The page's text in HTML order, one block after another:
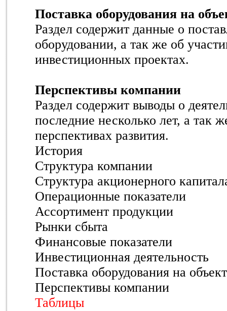
Поставка оборудования на
Раздел содержит данные о
оборудовании, а так же об
инвестиционных проектах.
Перспективы компании
Раздел содержит выводы о
последние несколько лет, а так
перспективах развития.
История
Структура компании
Структура акционерного
Операционные показатели
Ассортимент продукции
Рынки сбыта
Финансовые показатели
Инвестиционная деятельность
Поставка оборудования на
Перспективы компании
Таблицы